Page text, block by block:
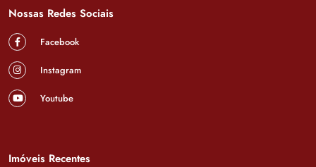
Nossas Redes Sociais
Facebook
Instagram
Youtube
Imóveis Recentes